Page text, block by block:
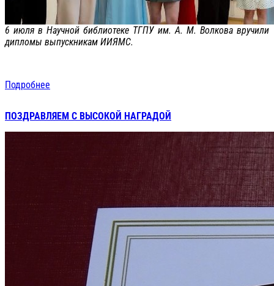
6 июля в Научной библиотеке ТГПУ им. А. М. Волкова вручили
дипломы выпускникам ИИЯМС.
Подробнее
ПОЗДРАВЛЯЕМ С ВЫСОКОЙ НАГРАДОЙ